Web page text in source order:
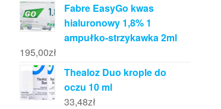
Fabre EasyGo kwas
hialuronowy 1,8% 1
ampułko-strzykawka 2ml
195,00zł
Thealoz Duo krople do
oczu 10 ml
33,48zł